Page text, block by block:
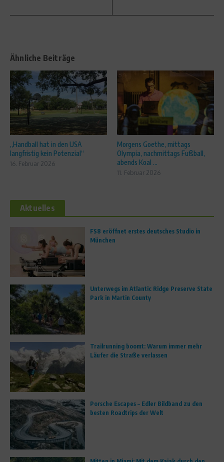
Ähnliche Beiträge
„Handball hat in den USA
langfristig kein Potenzial“
16. Februar 2026
Morgens Goethe, mittags
Olympia, nachmittags Fußball,
abends Koal ...
11. Februar 2026
Aktuelles
FS8 eröffnet erstes deutsches Studio in
München
Unterwegs im Atlantic Ridge Preserve State
Park in Martin County
Trailrunning boomt: Warum immer mehr
Läufer die Straße verlassen
Porsche Escapes – Edler Bildband zu den
besten Roadtrips der Welt